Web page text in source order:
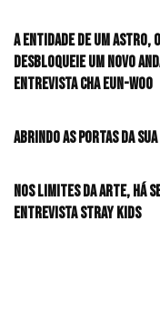
A entidade de um astro,
desbloqueie um novo
Entrevista CHA EUN-WOO
Abrindo as portas da
Nos limites da arte, há
Entrevista Stray Kids